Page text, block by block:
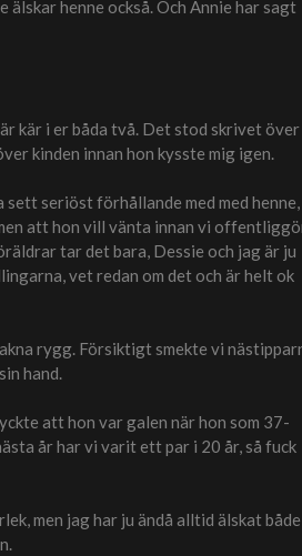
älskar henne också. Och Annie har sagt
kär i er båda två. Det stod skrivet över
kinden innan hon kysste mig igen.
seriöst förhållande med med henne,
att hon vill vänta innan vi
tar det bara, Dessie och jag är ju
vet redan om det och är helt ok
rygg. Försiktigt smekte vi
hand.
att hon var galen när hon som 37-
år har vi varit ett par i 20 år, så fuck
men jag har ju ändå alltid älskat både